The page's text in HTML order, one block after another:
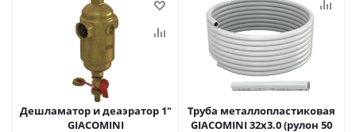
Дешламатор и деаэратор 1"
GIACOMINI
Труба металлопластиковая
GIACOMINI 32х3.0 (рулон 50